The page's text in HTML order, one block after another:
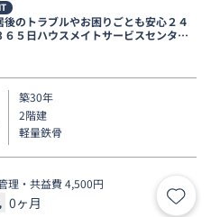
後のトラブルやお困りごとも安心２４
６５日ハウスメイトサービスセンター
対応。
築30年
2階建
軽量鉄骨
理・共益費 4,500円
0ヶ月 お気